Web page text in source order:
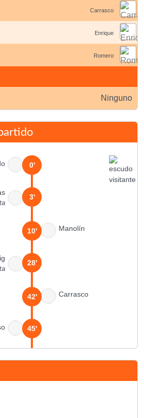
Carrasco
Enrique
Romero
Ninguno
0'
3'
Manolín
10'
28'
Carrasco
42'
45'
51'